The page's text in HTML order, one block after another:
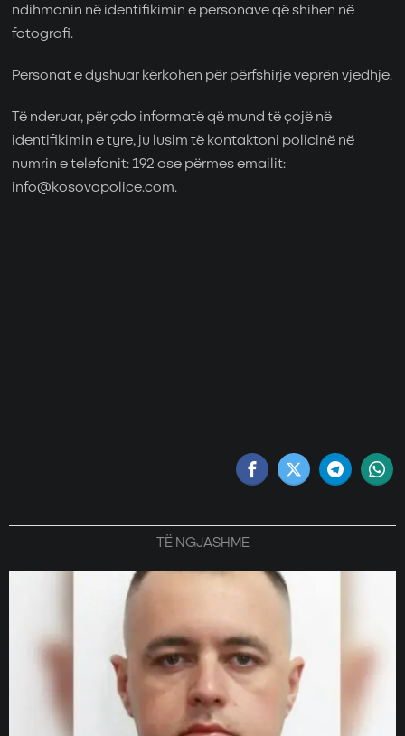
ndihmonin në identifikimin e personave që shihen në
fotografi.
Personat e dyshuar kërkohen për përfshirje veprën vjedhje.
Të nderuar, për çdo informatë që mund të çojë në
identifikimin e tyre, ju lusim të kontaktoni policinë në
numrin e telefonit: 192 ose përmes emailit:
info@kosovopolice.com.
TË NGJASHME